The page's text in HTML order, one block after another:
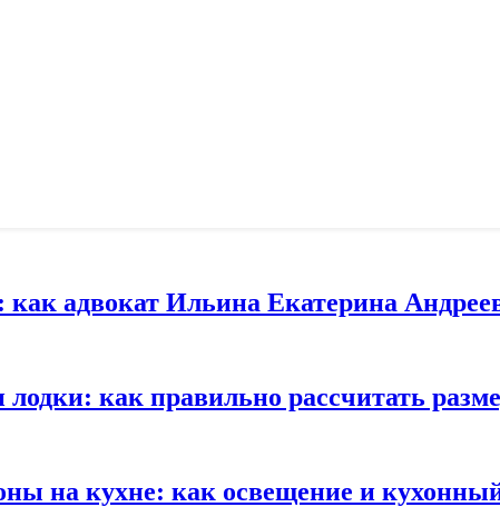
как адвокат Ильина Екатерина
лодки: как правильно рассчитать
на кухне: как освещение и